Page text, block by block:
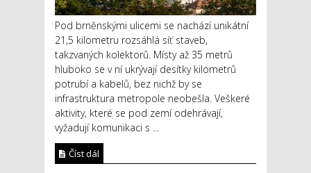
Pod brněnskými ulicemi se nachází unikátní
21,5 kilometru rozsáhlá síť staveb,
takzvaných kolektorů. Místy až 35 metrů
hluboko se v ní ukrývají desítky kilometrů
potrubí a kabelů, bez nichž by se
infrastruktura metropole neobešla. Veškeré
aktivity, které se pod zemí odehrávají,
vyžadují komunikaci s ...
Číst dál